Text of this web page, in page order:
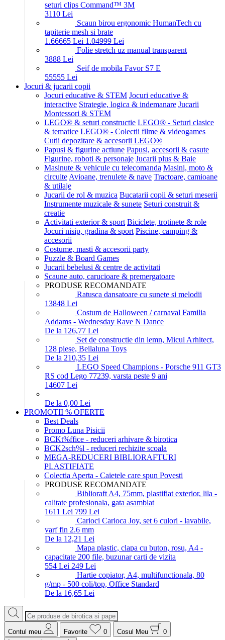
seturi clips Command™ 3M
3110 Lei
Scaun birou ergonomic HumanTech cu
tapiterie mesh si brate
1.66665 Lei 1.04999 Lei
Folie stretch uz manual transparent
3888 Lei
Seif de mobila Favor S7 E
55555 Lei
Jocuri & jucarii copii
Jocuri educative & STEM Jocuri educative &
interactive Strategie, logica & indemanare Jucarii
Montessori & STEM
LEGO® & seturi constructie LEGO® - Seturi clasice
& tematice LEGO® - Colectii filme & videogames
Cutii depozitare & accesorii LEGO®
Papusi & figurine actiune Papusi, accesorii & casute
Figurine, roboti & personaje Jucarii plus & Baie
Masinute & vehicule cu telecomanda Masini, moto &
circuite Avioane, trenulete & nave Tractoare, camioane
& utilaje
Jucarii de rol & muzica Bucatarii copii & seturi meserii
Instrumente muzicale & sunete Seturi construit &
creatie
Activitati exterior & sport Biciclete, trotinete & role
Jocuri nisip, gradina & sport Piscine, camping &
accesorii
Costume, masti & accesorii party
Puzzle & Board Games
Jucarii bebelusi & centre de activitati
Scaune auto, carucioare & premergatoare
PRODUSE RECOMANDATE
Ratusca dansatoare cu sunete si melodii
13848 Lei
Costum de Halloween / carnaval Familia
Addams - Wednesday Rave N Dance
De la 126,77 Lei
Set de constructie din lemn, Micul Arhitect,
128 piese, Beilaluna Toys
De la 210,35 Lei
LEGO Speed Champions - Porsche 911 GT3
RS cod Lego 77239, varsta peste 9 ani
14607 Lei
De la 0,00 Lei
PROMOTII % OFERTE
Best Deals
Promo Luna Pisicii
BCKt%ffice - reduceri arhivare & birotica
BCK2sch%l - reduceri rechizite scoala
MEGA-REDUCERI BIBLIORAFTURI
PLASTIFIATE
Colectia Aperta - Caietele care spun Povesti
PRODUSE RECOMANDATE
Biblioraft A4, 75mm, plastifiat exterior, lila -
calitate profesionala, gata asamblat
1611 Lei 799 Lei
Carioci Carioca Joy, set 6 culori - lavabile,
varf fin 2.6 mm
De la 12,21 Lei
Mapa plastic, clapa cu buton, rosu, A4 -
capacitate 200 file, buzunar carti de vizita
554 Lei 249 Lei
Hartie copiator, A4, multifunctionala, 80
g/mp - 500 coli/top, Office Standard
De la 16,65 Lei
Contul meu Favorite 0 Cosul Meu
0